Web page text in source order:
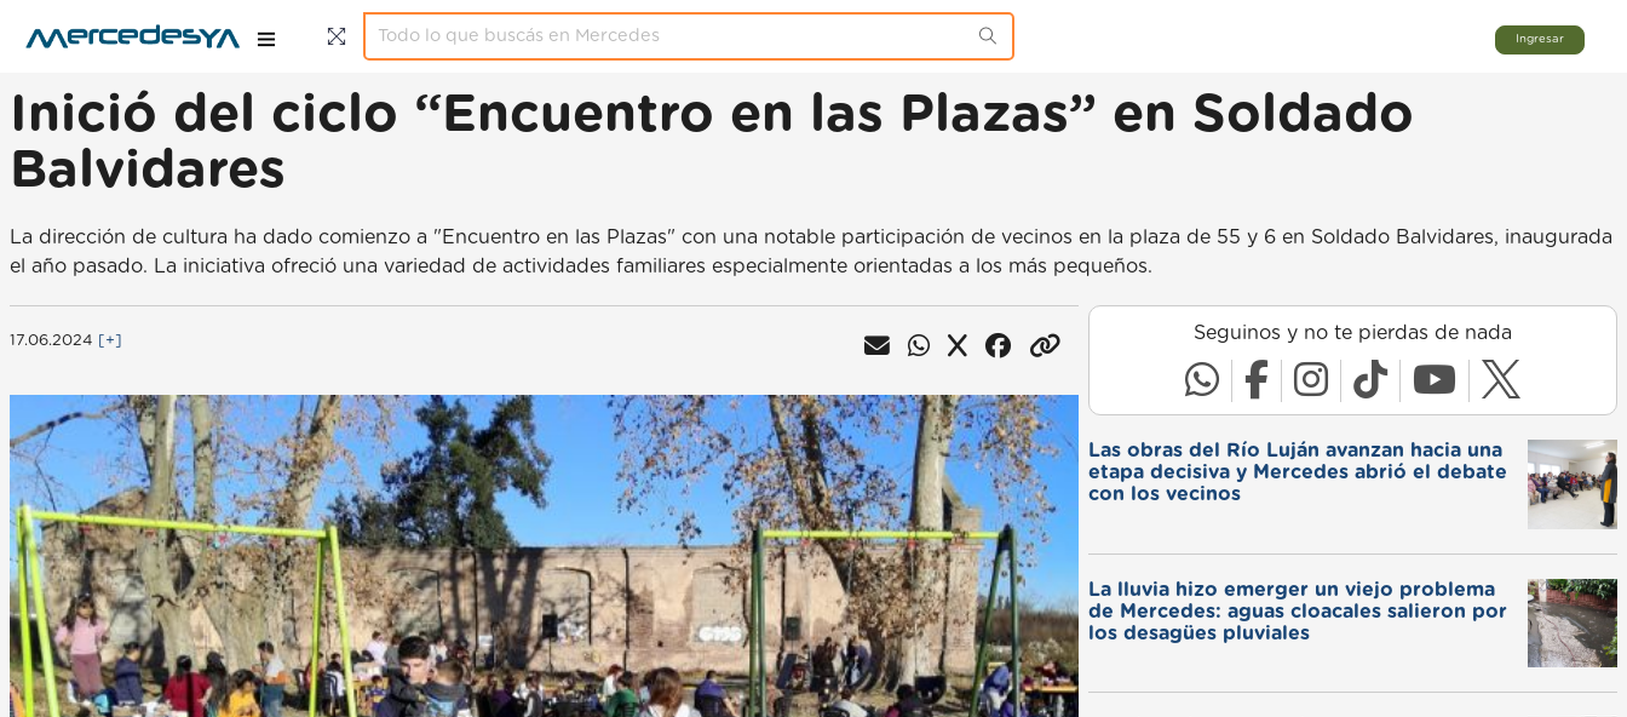
Ingresar
Inició del ciclo “Encuentro en las Plazas” en Soldado
Balvidares
La dirección de cultura ha dado comienzo a "Encuentro en las Plazas" con una notable participación de vecinos en la plaza de 55 y 6 en Soldado Balvidares, inaugurada
el año pasado. La iniciativa ofreció una variedad de actividades familiares especialmente orientadas a los más pequeños.
17.06.2024 [+] Seguinos y no te pierdas de nada
Las obras del Río Luján avanzan hacia una
etapa decisiva y Mercedes abrió el debate
con los vecinos
La lluvia hizo emerger un viejo problema
de Mercedes: aguas cloacales salieron por
los desagües pluviales